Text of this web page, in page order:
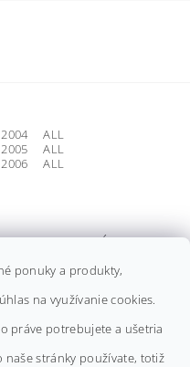
2004 ALL
2005 ALL
2006 ALL
KARBURÁTORA
500/ 600/
500, 99-05
ponuky a produkty,
na využívanie cookies.
práve potrebujete a ušetria
naše stránky používate, totiž